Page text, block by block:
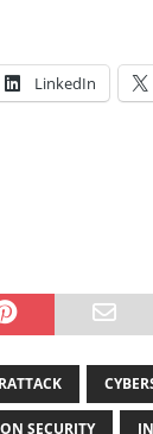
LinkedIn
SECURITY